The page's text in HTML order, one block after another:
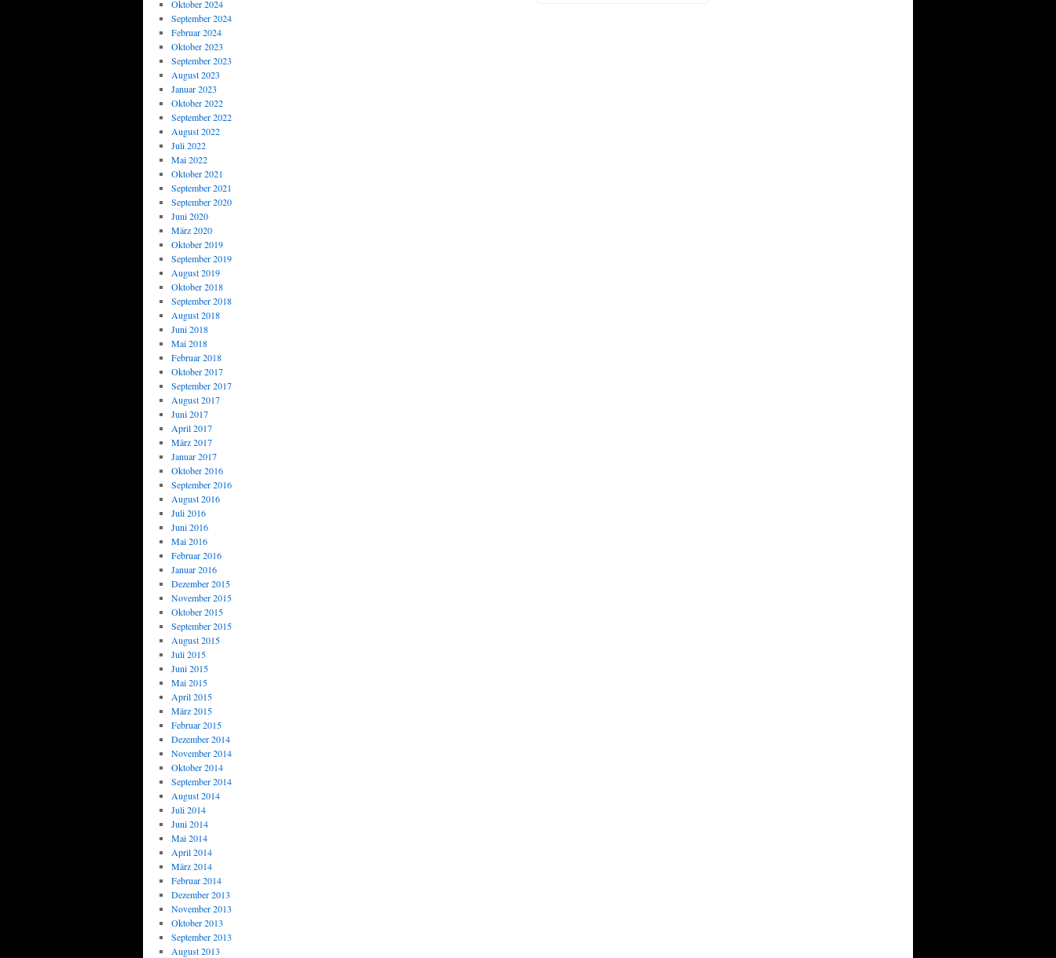
Oktober 2024
September 2024
Februar 2024
Oktober 2023
September 2023
August 2023
Januar 2023
Oktober 2022
September 2022
August 2022
Juli 2022
Mai 2022
Oktober 2021
September 2021
September 2020
Juni 2020
März 2020
Oktober 2019
September 2019
August 2019
Oktober 2018
September 2018
August 2018
Juni 2018
Mai 2018
Februar 2018
Oktober 2017
September 2017
August 2017
Juni 2017
April 2017
März 2017
Januar 2017
Oktober 2016
September 2016
August 2016
Juli 2016
Juni 2016
Mai 2016
Februar 2016
Januar 2016
Dezember 2015
November 2015
Oktober 2015
September 2015
August 2015
Juli 2015
Juni 2015
Mai 2015
April 2015
März 2015
Februar 2015
Dezember 2014
November 2014
Oktober 2014
September 2014
August 2014
Juli 2014
Juni 2014
Mai 2014
April 2014
März 2014
Februar 2014
Dezember 2013
November 2013
Oktober 2013
September 2013
August 2013